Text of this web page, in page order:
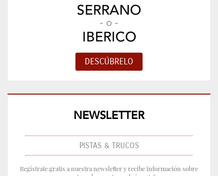
SERRANO
- o -
IBERICO
NEWSLETTER
PISTAS & TRUCOS
Regístrate gratis a nuestra newsletter y recibe información sobre